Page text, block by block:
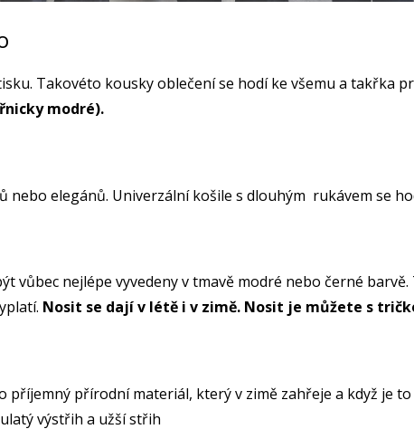
Takovéto kousky oblečení se hodí ke všemu a takřka
modré).
elegánů. Univerzální košile s dlouhým rukávem se
vůbec nejlépe vyvedeny v tmavě modré nebo černé
Nosit se dají v létě i v zimě. Nosit je můžete s
příjemný přírodní materiál, který v zimě zahřeje a když je
výstřih a užší střih